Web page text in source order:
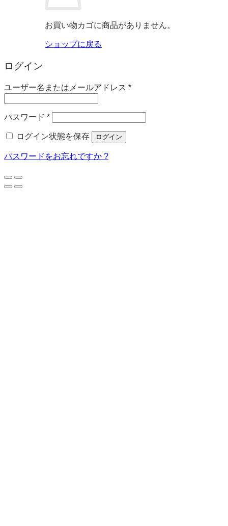
お買い物カゴに商品がありません。
ショップに戻る
ログイン
ユーザー名またはメールアドレス *必
パスワード *必
ログイン状態を保存
ログイン
パスワードをお忘れですか ?